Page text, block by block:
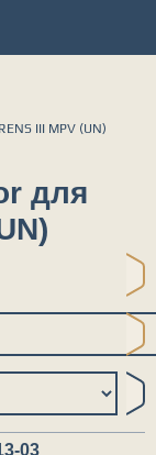
III MPV (UN)
для
03